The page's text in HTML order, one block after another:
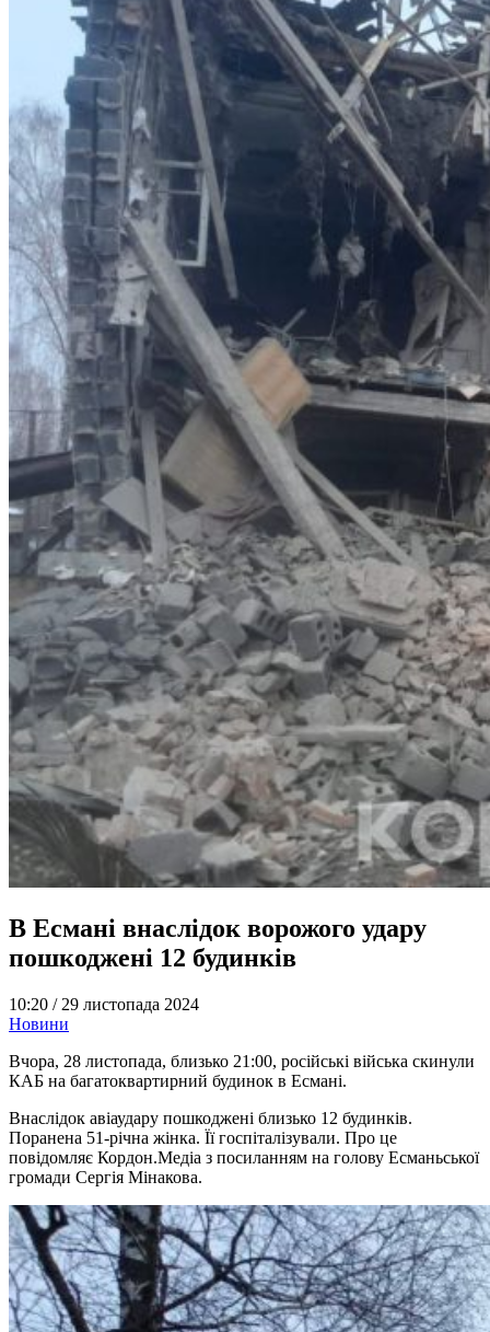
В Есмані внаслідок ворожого удару
пошкоджені 12 будинків
10:20 / 29 листопада 2024
Новини
Вчора, 28 листопада, близько 21:00, російські війська скинули
КАБ на багатоквартирний будинок в Есмані.
Внаслідок авіаудару пошкоджені близько 12 будинків.
Поранена 51-річна жінка. Її госпіталізували. Про це
повідомляє Кордон.Медіа з посиланням на голову Есманьської
громади Сергія Мінакова.